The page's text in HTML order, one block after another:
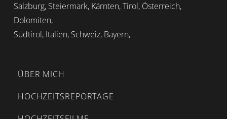
Salzburg, Steiermark, Kärnten, Tirol, Österreich,
Dolomiten,
Südtirol, Italien, Schweiz, Bayern,
ÜBER MICH
HOCHZEITSREPORTAGE